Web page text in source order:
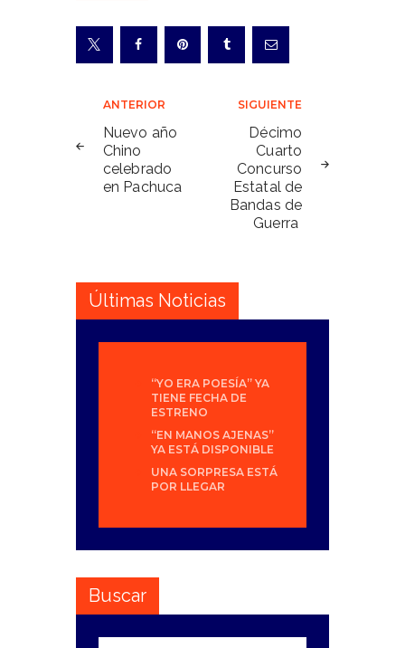
Navegación
de
entradas
ANTERIOR
Nuevo año
Chino
celebrado
en Pachuca
SIGUIENTE
Décimo
Cuarto
Concurso
Estatal de
Bandas de
Guerra
Últimas Noticias
“YO ERA POESÍA” YA
TIENE FECHA DE
ESTRENO
“EN MANOS AJENAS”
YA ESTÁ DISPONIBLE
UNA SORPRESA ESTÁ
POR LLEGAR
Buscar